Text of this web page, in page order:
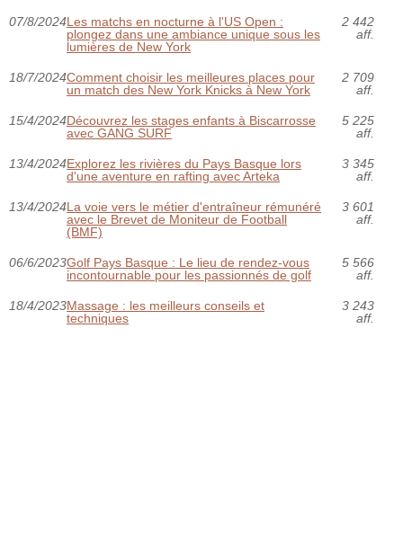
07/8/2024Les matchs en nocturne à l'US Open :
plongez dans une ambiance unique sous les
lumières de New York
2 442
aff.
18/7/2024Comment choisir les meilleures places pour
un match des New York Knicks à New York
2 709
aff.
15/4/2024Découvrez les stages enfants à Biscarrosse
avec GANG SURF
5 225
aff.
13/4/2024Explorez les rivières du Pays Basque lors
d'une aventure en rafting avec Arteka
3 345
aff.
13/4/2024La voie vers le métier d'entraîneur rémunéré
avec le Brevet de Moniteur de Football
(BMF)
3 601
aff.
06/6/2023Golf Pays Basque : Le lieu de rendez-vous
incontournable pour les passionnés de golf
5 566
aff.
18/4/2023Massage : les meilleurs conseils et
techniques
3 243
aff.